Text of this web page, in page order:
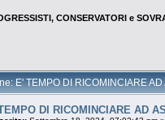
CONSERVATORI e
E' TEMPO DI RICOMINCIARE
DI RICOMINCIARE AD